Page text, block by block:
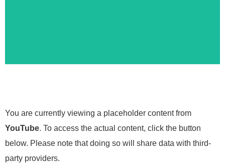
You are currently viewing a placeholder content from
YouTube. To access the actual content, click the button
below. Please note that doing so will share data with third-
party providers.